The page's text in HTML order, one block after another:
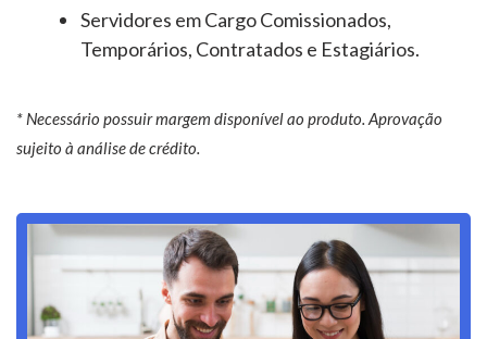
Servidores em Cargo Comissionados,
Temporários, Contratados e Estagiários.
* Necessário possuir margem disponível ao produto. Aprovação
sujeito à análise de crédito.